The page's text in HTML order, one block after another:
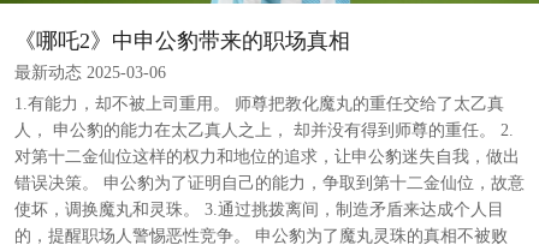
《哪吒2》中申公豹带来的职场真相
最新动态 2025-03-06
1.有能力，却不被上司重用。 师尊把教化魔丸的重任交给了太乙真
人， 申公豹的能力在太乙真人之上， 却并没有得到师尊的重任。 2.
对第十二金仙位这样的权力和地位的追求，让申公豹迷失自我，做出
错误决策。 申公豹为了证明自己的能力，争取到第十二金仙位，故意
使坏，调换魔丸和灵珠。 3.通过挑拨离间，制造矛盾来达成个人目
的，提醒职场人警惕恶性竞争。 申公豹为了魔丸灵珠的真相不被败